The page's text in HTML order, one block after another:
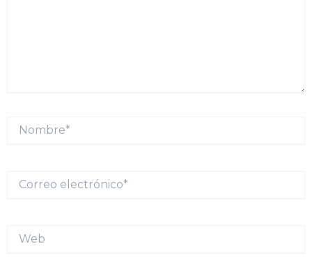
Nombre*
electrónico*